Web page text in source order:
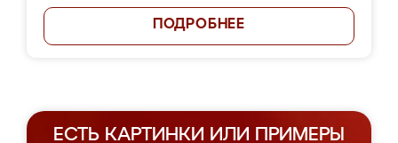
ПОДРОБНЕЕ
ЕСТЬ КАРТИНКИ ИЛИ ПРИМЕРЫ